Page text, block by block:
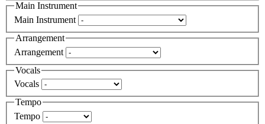
Main Instrument
Main Instrument
Arrangement
Arrangement
Vocals
Vocals
Tempo
Tempo